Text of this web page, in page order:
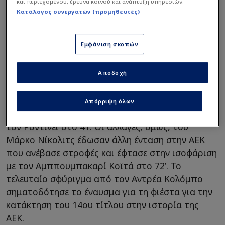
Χοσέ Λουίς Μεντιλίμπαρ
καλύτερη στο πρώτο μέρος και προηγήθηκε με
τον Ροντινέι στο 41. Οι αλλαγές, όμως, του
Μάρκο Νίκολιτς έδωσαν άλλη ένταση στην ΑΕΚ
που ανέβασε στροφές και έφτασε στην ισοφάριση
με τον Αμππουμπακαρί Κοϊτά στο 72’. Το
τελευταίο σφύριγμα από τον Αντρέα Κολόμπο
σηματοδότησε το έναυσμα για τη φιέστα για την
κατάκτηση του 14ου τίτλου στην ιστορία της
ΑΕΚ.
Κατάλογος συνεργατών (προμηθευτές)
Εμφάνιση σκοπών
Απόρριψη όλων
Αποδοχή